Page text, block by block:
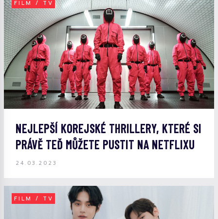
FILM / TV
NEJLEPŠÍ KOREJSKÉ THRILLERY, KTERÉ SI
PRÁVĚ TEĎ MŮŽETE PUSTIT NA NETFLIXU
24.03.2023
FILM / TV